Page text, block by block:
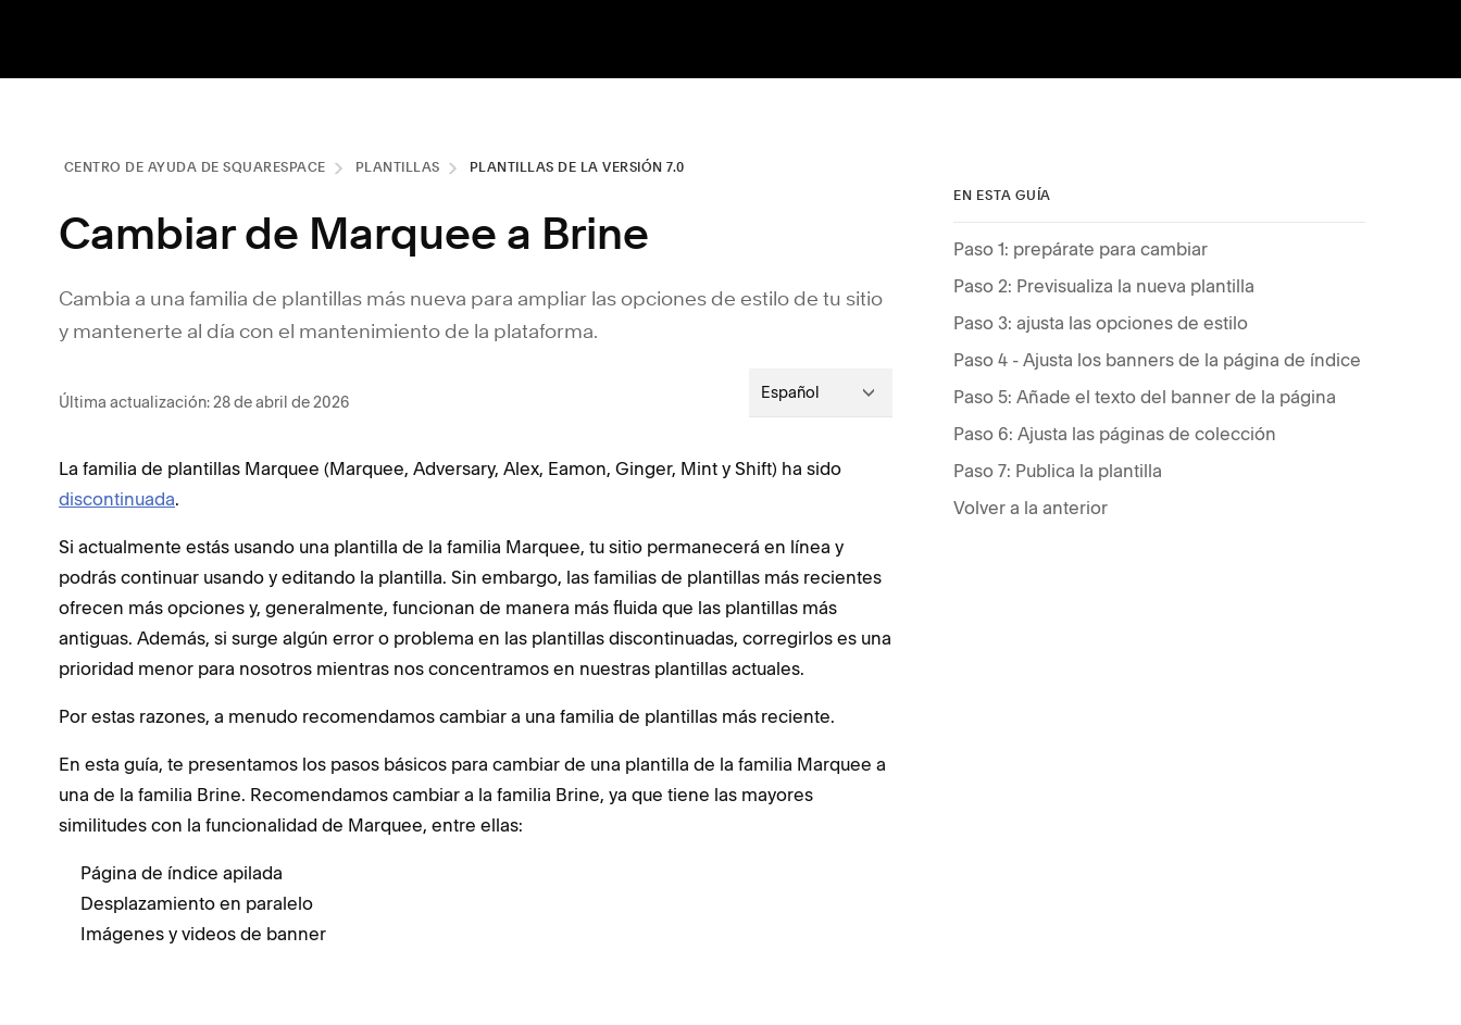
CENTRO DE AYUDA DE SQUARESPACE PLANTILLAS PLANTILLAS DE LA VERSIÓN 7.0
Cambiar de Marquee a Brine
Cambia a una familia de plantillas más nueva para ampliar las opciones de estilo de tu sitio
y mantenerte al día con el mantenimiento de la plataforma.
Última actualización: 28 de abril de 2026 Español
La familia de plantillas Marquee (Marquee, Adversary, Alex, Eamon, Ginger, Mint y Shift) ha sido
discontinuada.
Si actualmente estás usando una plantilla de la familia Marquee, tu sitio permanecerá en línea y
podrás continuar usando y editando la plantilla. Sin embargo, las familias de plantillas más recientes
ofrecen más opciones y, generalmente, funcionan de manera más fluida que las plantillas más
antiguas. Además, si surge algún error o problema en las plantillas discontinuadas, corregirlos es una
prioridad menor para nosotros mientras nos concentramos en nuestras plantillas actuales.
Por estas razones, a menudo recomendamos cambiar a una familia de plantillas más reciente.
En esta guía, te presentamos los pasos básicos para cambiar de una plantilla de la familia Marquee a
una de la familia Brine. Recomendamos cambiar a la familia Brine, ya que tiene las mayores
similitudes con la funcionalidad de Marquee, entre ellas:
Página de índice apilada
Desplazamiento en paralelo
Imágenes y videos de banner
EN ESTA GUÍA
Paso 1: prepárate para cambiar
Paso 2: Previsualiza la nueva plantilla
Paso 3: ajusta las opciones de estilo
Paso 4 - Ajusta los banners de la página de índice
Paso 5: Añade el texto del banner de la página
Paso 6: Ajusta las páginas de colección
Paso 7: Publica la plantilla
Volver a la anterior